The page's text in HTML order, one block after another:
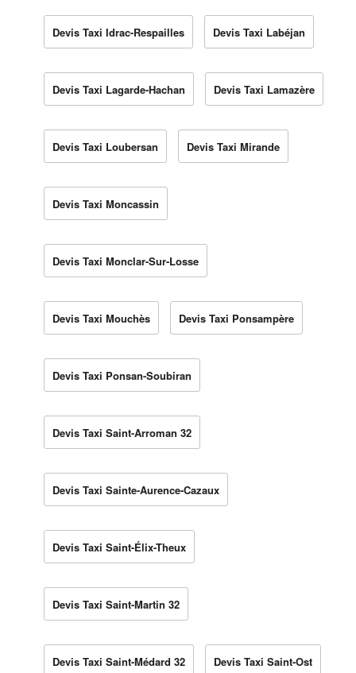
Devis Taxi Idrac-Respailles Devis Taxi Labéjan
Devis Taxi Lagarde-Hachan Devis Taxi Lamazère
Devis Taxi Loubersan Devis Taxi Mirande
Devis Taxi Moncassin
Devis Taxi Monclar-Sur-Losse
Devis Taxi Mouchès Devis Taxi Ponsampère
Devis Taxi Ponsan-Soubiran
Devis Taxi Saint-Arroman 32
Devis Taxi Sainte-Aurence-Cazaux
Devis Taxi Saint-Élix-Theux
Devis Taxi Saint-Martin 32
Devis Taxi Saint-Médard 32 Devis Taxi Saint-Ost